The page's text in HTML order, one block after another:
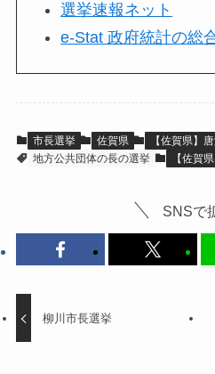
選挙速報ネット
e-Stat 政府統計の総
市長選挙 佐賀県
【佐賀県】
地方公共団体の長の選挙
【佐賀
SNSで
柳川市長選挙